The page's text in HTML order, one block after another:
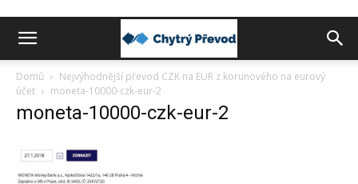
Chytrý
převod
peněz
Domů
Nejvýhodnější převod CZK na EUR z korunového na eurový
účet
moneta-10000-czk-eur-2
moneta-10000-czk-eur-2